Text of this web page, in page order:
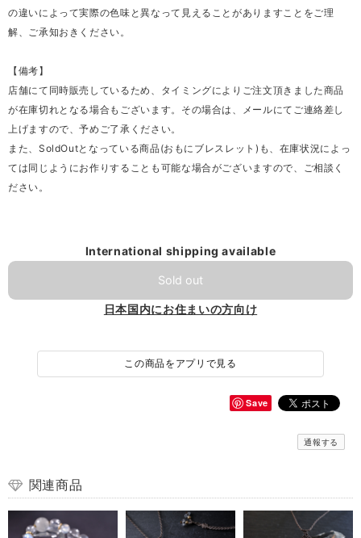
の違いによって実際の色味と異なって見えることがありますことをご理
解、ご承知おきください。
【備考】
店舗にて同時販売しているため、タイミングによりご注文頂きました商品
が在庫切れとなる場合もございます。その場合は、メールにてご連絡差し
上げますので、予めご了承ください。
また、SoldOutとなっている商品(おもにブレスレット)も、在庫状況によっ
ては同じようにお作りすることも可能な場合がございますので、ご相談く
ださい。
International shipping available
Sold out
日本国内にお住まいの方向け
この商品をアプリで見る
Save
通報する
関連商品